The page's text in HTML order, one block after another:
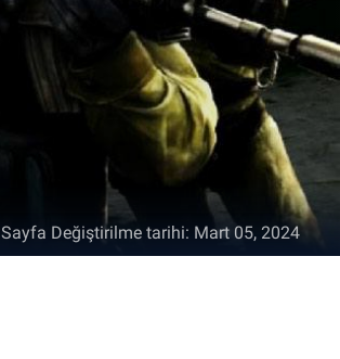
Sayfa Değiştirilme tarihi: Mart 05, 2024